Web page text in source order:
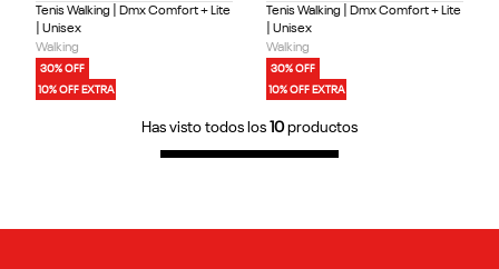
Tenis Walking | Dmx Comfort + Lite
| Unisex
Walking
30% OFF
10% OFF EXTRA
Tenis Walking | Dmx Comfort + Lite
| Unisex
Walking
30% OFF
10% OFF EXTRA
Has visto todos los 10productos